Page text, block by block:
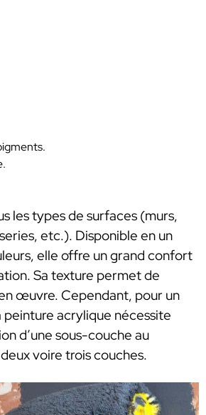
les types de surfaces (murs,
etc.). Disponible en un
elle offre un grand confort
Sa texture permet de
œuvre. Cependant, pour un
peinture acrylique nécessite
d’une sous-couche au
voire trois couches.